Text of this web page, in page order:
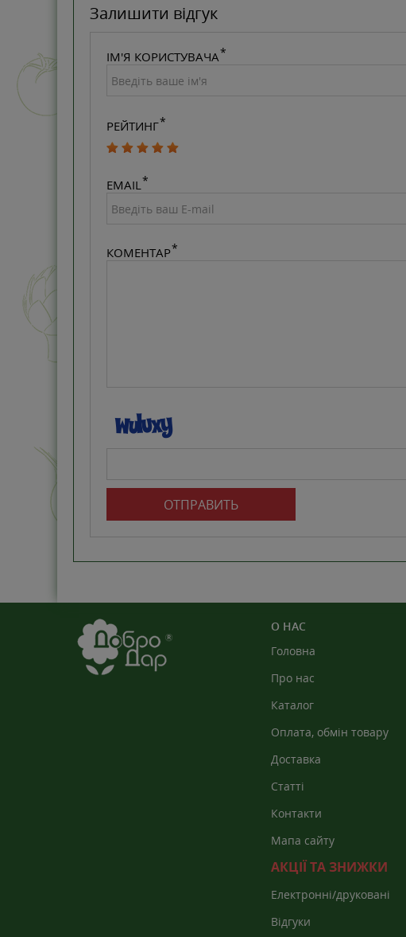
Залишити відгук
ІМ'Я КОРИСТУВАЧА
РЕЙТИНГ
EMAIL
КОМЕНТАР
ОТПРАВИТЬ
О НАС
Головна
Про нас
Каталог
Оплата, обмін товару
Доставка
Статті
Контакти
Мапа сайту
АКЦІЇ ТА ЗНИЖКИ
Електронні/друковані
Відгуки